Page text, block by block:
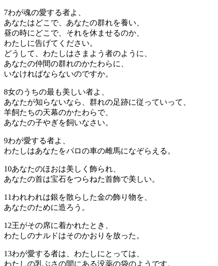
7わが魂の愛する者よ、
あなたはどこで、あなたの群れを養い、
昼の時にどこで、それを休ませるのか、
わたしに告げてください。
どうして、わたしはさまよう者のように、
あなたの仲間の群れのかたわらに、
いなければならないのですか。
8女のうちの最も美しい者よ、
あなたが知らないなら、群れの足跡に従っていって、
羊飼たちの天幕のかたわらで、
あなたの子やぎを飼いなさい。
9わが愛する者よ、
わたしはあなたをパロの車の雌馬になぞらえる。
10あなたのほおは美しく飾られ、
あなたの首は宝石をつらねた首飾で美しい。
11 われわれは銀を散らした金の飾り物を、
あなたのために造ろう。
12王がその席に着かれたとき、
わたしのナルドはそのかおりを放った。
13わが愛する者は、わたしにとっては、
わたしの乳ぶさの間にある没薬の袋のようです。